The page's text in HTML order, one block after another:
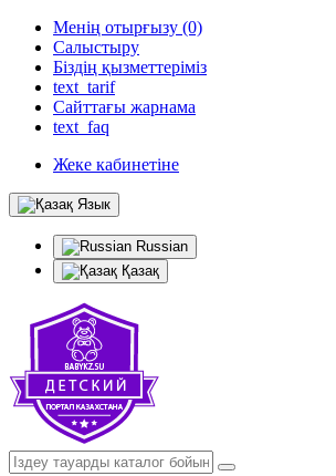
Менің отырғызу (0)
Салыстыру
Біздің қызметтеріміз
text_tarif
Сайттағы жарнама
text_faq
Жеке кабинетіне
Язык
Russian
Қазақ